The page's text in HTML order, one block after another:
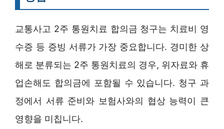
교통사고 2주 통원치료 합의금 청구는 치료비 영
수증 등 증빙 서류가 가장 중요합니다. 경미한 상
해로 분류되는 2주 통원치료의 경우, 위자료와 휴
업손해도 합의금에 포함될 수 있습니다. 청구 과
정에서 서류 준비와 보험사와의 협상 능력이 큰
영향을 미칩니다.